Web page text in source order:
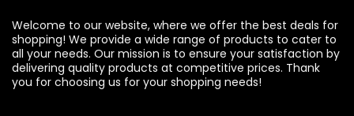
Welcome to our website, where we offer the best deals for
shopping! We provide a wide range of products to cater to
all your needs. Our mission is to ensure your satisfaction by
delivering quality products at competitive prices. Thank
you for choosing us for your shopping needs!